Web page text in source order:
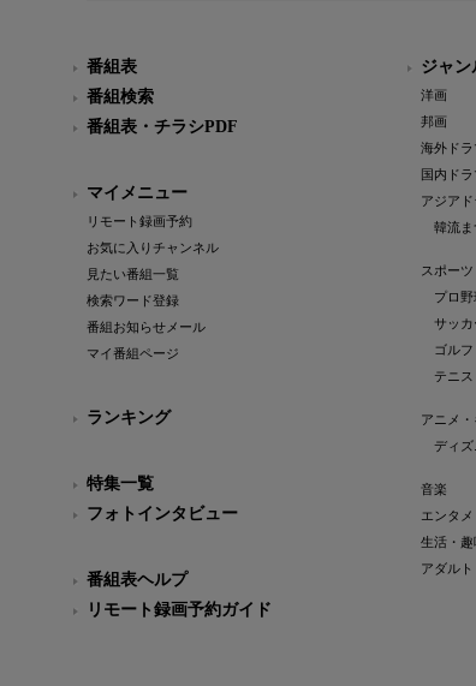
番組表
番組検索
番組表・チラシPDF
マイメニュー
リモート録画予約
お気に入りチャンネル
見たい番組一覧
検索ワード登録
番組お知らせメール
マイ番組ページ
ランキング
特集一覧
フォトインタビュー
番組表ヘルプ
リモート録画予約ガイド
ジャン
洋画
邦画
海外ドラ
国内ドラ
アジアド
韓流ま
スポーツ
プロ野
サッカ
ゴルフ
テニス
アニメ
ディズ
音楽
エンタメ
生活・趣
アダルト